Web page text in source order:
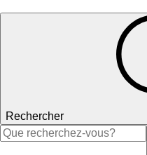
Rechercher
Rechercher :